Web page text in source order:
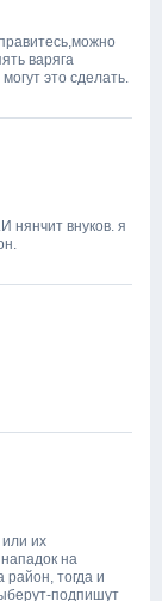
варяга
это сделать.
нянчит внуков. я
их
на
район, тогда и
подпишут